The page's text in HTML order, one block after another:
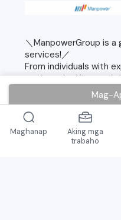
Mag-
＼ManpowerGroup is
services!／
From individuals with
to those looking to
first job in healthcare or
We support each staff
job placements that
everyone★
Maghanap
Aking mga
trabaho